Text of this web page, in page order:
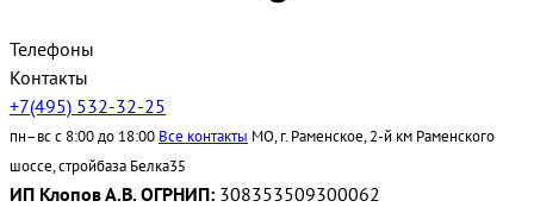
Телефоны
Контакты
+7(495) 532-32-25
пн–вс с 8:00 до 18:00 Все контакты МО, г. Раменское, 2-й км Раменского
шоссе, стройбаза Белка35
ИП Клопов А.В. ОГРНИП: 308353509300062